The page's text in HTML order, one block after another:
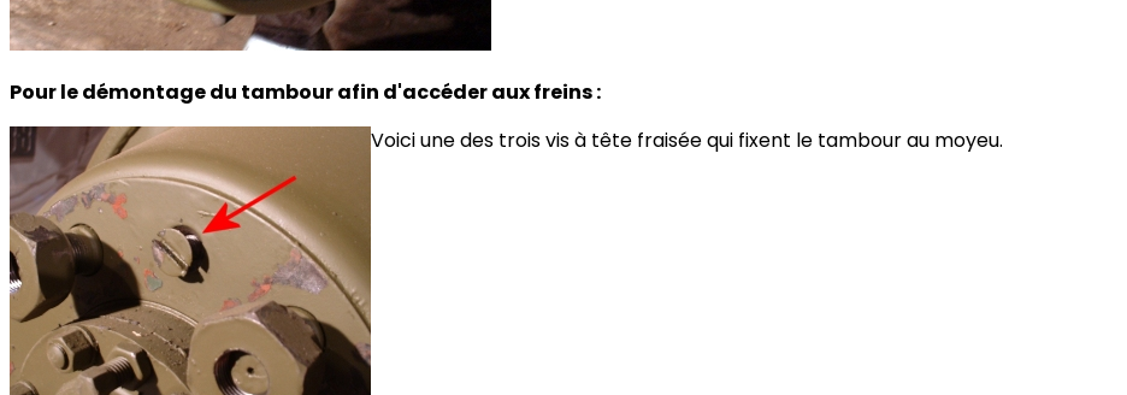
Pour le démontage du tambour afin d'accéder aux freins :
Voici une des trois vis à tête fraisée qui fixent le tambour au moyeu.